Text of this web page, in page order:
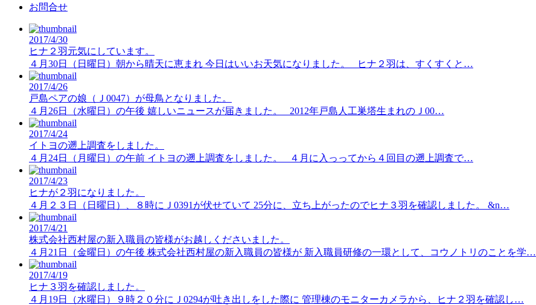
お問合せ
2017/4/30
ヒナ２羽元気にしています。
４月30日（日曜日）朝から晴天に恵まれ 今日はいいお天気になりました。 ヒナ２羽は、すくすくと…
2017/4/26
戸島ペアの娘（Ｊ0047）が母鳥となりました。
４月26日（水曜日）の午後 嬉しいニュースが届きました。 2012年戸島人工巣塔生まれのＪ00…
2017/4/24
イトヨの遡上調査をしました。
４月24日（月曜日）の午前 イトヨの遡上調査をしました。 ４月に入っってから４回目の遡上調査で…
2017/4/23
ヒナが２羽になりました。
４月２３日（日曜日）、８時にＪ0391が伏せていて 25分に、立ち上がったのでヒナ３羽を確認しました。 &n…
2017/4/21
株式会社西村屋の新入職員の皆様がお越しくださいました。
４月21日（金曜日）の午後 株式会社西村屋の新入職員の皆様が 新入職員研修の一環として、コウノトリのことを学…
2017/4/19
ヒナ３羽を確認しました。
４月19日（水曜日）９時２０分にＪ0294が吐き出しをした際に 管理棟のモニターカメラから、ヒナ２羽を確認し…